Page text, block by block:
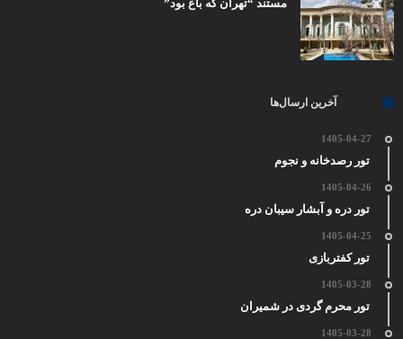
مستند “تهران که باغ بود”
آخرین ارسال‌ها
1405-04-27
تور رصدخانه و نجوم
1405-04-26
تور دره و آبشار سیبان دره
1405-04-25
تور کفتربازی
1405-03-28
تور محرم گردی در شمیران
1405-03-28